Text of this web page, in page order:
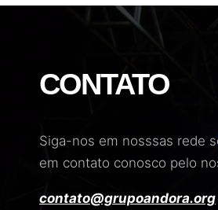
CONTATO
Siga-nos em nosssas rede
em contato conosco pelo
contato@grupoandora.org